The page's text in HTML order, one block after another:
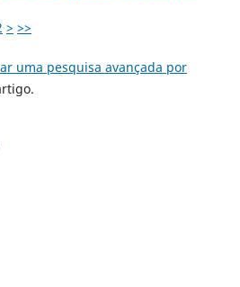
> >>
uma pesquisa avançada por